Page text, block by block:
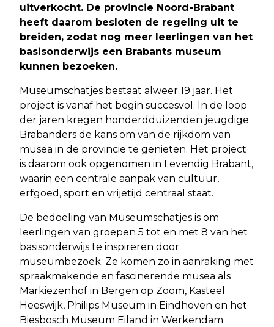
uitverkocht. De provincie Noord-Brabant
heeft daarom besloten de regeling uit te
breiden, zodat nog meer leerlingen van het
basisonderwijs een Brabants museum
kunnen bezoeken.
Museumschatjes bestaat alweer 19 jaar. Het
project is vanaf het begin succesvol. In de loop
der jaren kregen honderdduizenden jeugdige
Brabanders de kans om van de rijkdom van
musea in de provincie te genieten. Het project
is daarom ook opgenomen in Levendig Brabant,
waarin een centrale aanpak van cultuur,
erfgoed, sport en vrijetijd centraal staat.
De bedoeling van Museumschatjes is om
leerlingen van groepen 5 tot en met 8 van het
basisonderwijs te inspireren door
museumbezoek. Ze komen zo in aanraking met
spraakmakende en fascinerende musea als
Markiezenhof in Bergen op Zoom, Kasteel
Heeswijk, Philips Museum in Eindhoven en het
Biesbosch Museum Eiland in Werkendam.